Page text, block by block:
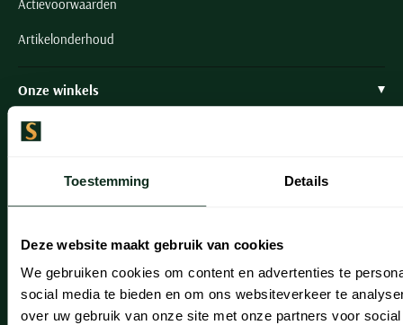
Toestemming Details
Deze website maakt gebruik van cookies
We gebruiken cookies om content en advertenties te
social media te bieden en om ons websiteverkeer te
over uw gebruik van onze site met onze partners voor
Actievoorwaarden
Artikelonderhoud
Onze winkels
Onze winkels
Lisse
Noordwijk